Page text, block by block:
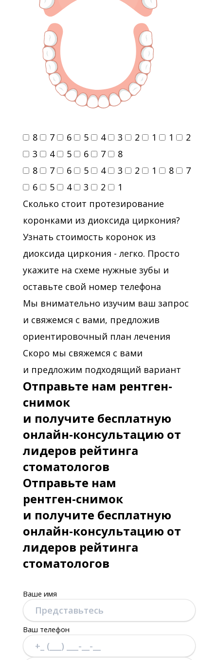
кариеса» (ICON- Infiltration Concept)
8 7 6 5 4 3 2 1 1
2
3
4 5 6 7
8
8
7 6 5 4 3 2 1 8
7
6
5 4 3 2
1
Сколько стоит протезирование
коронками из диоксида циркония?
Узнать стоимость коронок из
диоксида циркония - легко. Просто
укажите на схеме нужные зубы и
оставьте свой номер телефона
Мы внимательно изучим ваш запрос
и свяжемся с вами, предложив
ориентировочный план лечения
Скоро мы свяжемся с вами
и предложим подходящий вариант
Отправьте нам рентген-
снимок
и получите бесплатную
онлайн-консультацию от
лидеров рейтинга
стоматологов
Отправьте нам
рентген-снимок
и получите бесплатную
онлайн-консультацию от
лидеров рейтинга
стоматологов
Ваше имя
Ваш телефон